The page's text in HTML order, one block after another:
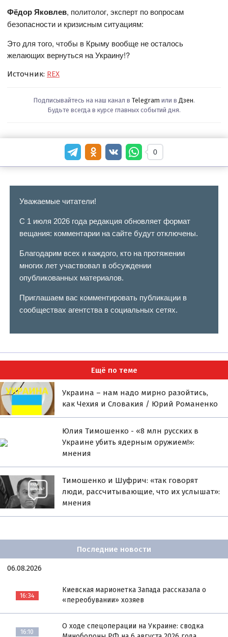
Фёдор Яковлев, политолог, эксперт по вопросам
безопасности и кризисным ситуациям:
Это для того, чтобы в Крыму вообще не осталось
желающих вернуться на Украину!?
Источник: REX
Подписывайтесь на наш канал в Telegram или в Дзен.
Будьте всегда в курсе главных событий дня.
0
Уважаемые читатели!
С 1 июля 2026 года редакция обновляет формат
вещания: комментарии на сайте будут отключены.
Благодарим всех и каждого, кто на протяжении
многих лет участвовал в обсуждении
опубликованных материалов.
Приглашаем вас комментировать публикации в
сообществах агентства в социальных сетях.
Ещё по теме
Украина – нам надо мирно разойтись,
как Чехия и Словакия / Юрий Романенко
Юлия Тимошенко - «8 млн русских в
Украине убить ядерным оружием!»:
мнения
Тимошенко и Шуфрич: «так говорят
люди, рассчитывающие, что их услышат»:
мнения
Последние новости
06.08.2026
16:34
Киевская марионетка Запада рассказала о
«переобувании» хозяев
16:10
О ходе спецоперации на Украине: сводка